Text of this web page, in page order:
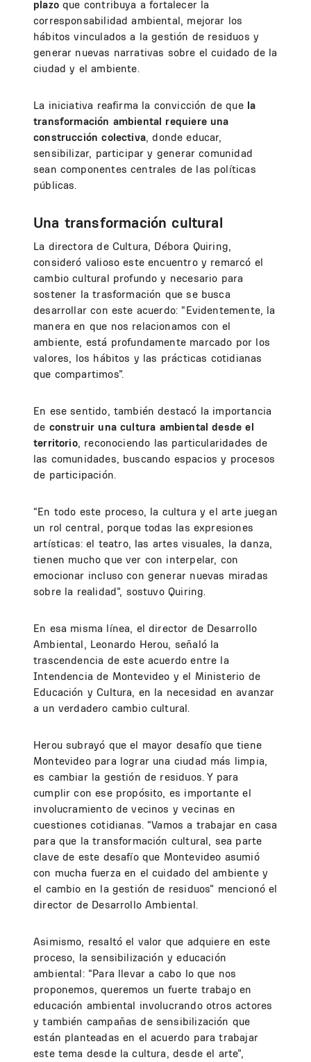
plazoque contribuya a fortalecer la
corresponsabilidad ambiental, mejorar los
hábitos vinculados a la gestión de residuos y
generar nuevas narrativas sobre el cuidado de la
ciudad y el ambiente.
La iniciativa reafirma la convicción de que la
transformación ambiental requiere una
construcción colectiva, donde educar,
sensibilizar, participar y generar comunidad
sean componentes centrales de las políticas
públicas.
Una transformación cultural
La directora de Cultura, Débora Quiring,
consideró valioso este encuentro y remarcó el
cambio cultural profundo y necesario para
sostener la trasformación que se busca
desarrollar con este acuerdo: “Evidentemente, la
manera en que nos relacionamos con el
ambiente, está profundamente marcado por los
valores, los hábitos y las prácticas cotidianas
que compartimos”.
En ese sentido, también destacó la importancia
de construir una cultura ambiental desde el
territorio, reconociendo las particularidades de
las comunidades, buscando espacios y procesos
de participación.
“En todo este proceso, la cultura y el arte juegan
un rol central, porque todas las expresiones
artísticas: el teatro, las artes visuales, la danza,
tienen mucho que ver con interpelar, con
emocionar incluso con generar nuevas miradas
sobre la realidad”, sostuvo Quiring.
En esa misma línea, el director de Desarrollo
Ambiental, Leonardo Herou, señaló la
trascendencia de este acuerdo entre la
Intendencia de Montevideo y el Ministerio de
Educación y Cultura, en la necesidad en avanzar
a un verdadero cambio cultural.
Herou subrayó que el mayor desafío que tiene
Montevideo para lograr una ciudad más limpia,
es cambiar la gestión de residuos. Y para
cumplir con ese propósito, es importante el
involucramiento de vecinos y vecinas en
cuestiones cotidianas. “Vamos a trabajar en casa
para que la transformación cultural, sea parte
clave de este desafío que Montevideo asumió
con mucha fuerza en el cuidado del ambiente y
el cambio en la gestión de residuos” mencionó el
director de Desarrollo Ambiental.
Asimismo, resaltó el valor que adquiere en este
proceso, la sensibilización y educación
ambiental: “Para llevar a cabo lo que nos
proponemos, queremos un fuerte trabajo en
educación ambiental involucrando otros actores
y también campañas de sensibilización que
están planteadas en el acuerdo para trabajar
este tema desde la cultura, desde el arte”,